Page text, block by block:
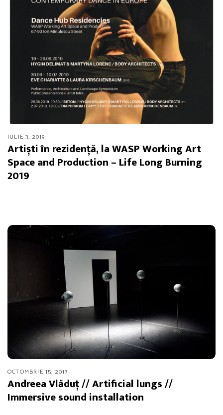
IULIE 3, 2019
Artiști în rezidență, la WASP Working Art
Space and Production – Life Long Burning
2019
OCTOMBRIE 15, 2017
Andreea Vlăduț // Artificial lungs //
Immersive sound installation